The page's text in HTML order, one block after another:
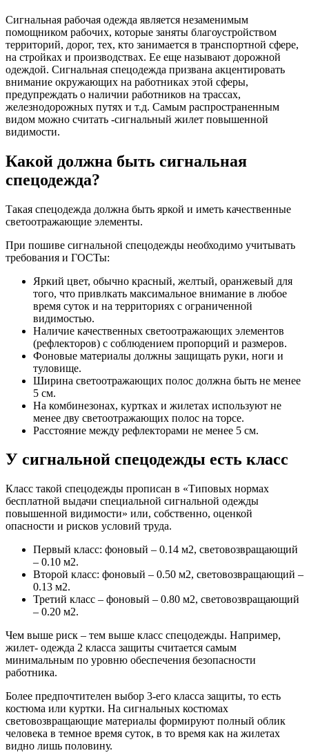
Сигнальная рабочая одежда является незаменимым
помощником рабочих, которые заняты благоустройством
территорий, дорог, тех, кто занимается в транспортной сфере,
на стройках и производствах. Ее еще называют дорожной
одеждой. Сигнальная спецодежда призвана акцентировать
внимание окружающих на работниках этой сферы,
предупреждать о наличии работников на трассах,
железнодорожных путях и т.д. Самым распространенным
видом можно считать -сигнальный жилет повышенной
видимости.
Какой должна быть сигнальная
спецодежда?
Такая спецодежда должна быть яркой и иметь качественные
светоотражающие элементы.
При пошиве сигнальной спецодежды необходимо учитывать
требования и ГОСТы:
Яркий цвет, обычно красный, желтый, оранжевый для
того, что привлкать максимальное внимание в любое
время суток и на территориях с ограниченной
видимостью.
Наличие качественных светоотражающих элементов
(рефлекторов) с соблюдением пропорций и размеров.
Фоновые материалы должны защищать руки, ноги и
туловище.
Ширина светоотражающих полос должна быть не менее
5 см.
На комбинезонах, куртках и жилетах используют не
менее дву светоотражающих полос на торсе.
Расстояние между рефлекторами не менее 5 см.
У сигнальной спецодежды есть класс
Класс такой спецодежды прописан в «Типовых нормах
бесплатной выдачи специальной сигнальной одежды
повышенной видимости» или, собственно, оценкой
опасности и рисков условий труда.
Первый класс: фоновый – 0.14 м2, световозвращающий
– 0.10 м2.
Второй класс: фоновый – 0.50 м2, световозвращающий –
0.13 м2.
Третий класс – фоновый – 0.80 м2, световозвращающий
– 0.20 м2.
Чем выше риск – тем выше класс спецодежды. Например,
жилет- одежда 2 класса защиты считается самым
минимальным по уровню обеспечения безопасности
работника.
Более предпочтителен выбор 3-его класса защиты, то есть
костюма или куртки. На сигнальных костюмах
световозвращающие материалы формируют полный облик
человека в темное время суток, в то время как на жилетах
видно лишь половину.